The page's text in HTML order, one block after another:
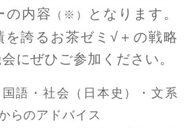
の内容
（※）
となります。
を誇るお茶ゼミ√＋の戦略
にぜひご参加ください。
国語・社会（日本史）・文系
らのアドバイス